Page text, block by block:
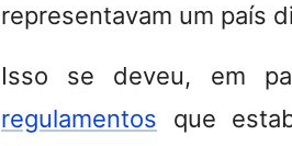
representavam um país
Isso se deveu, em
regulamentos que